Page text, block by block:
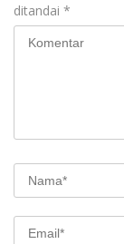
ditandai *